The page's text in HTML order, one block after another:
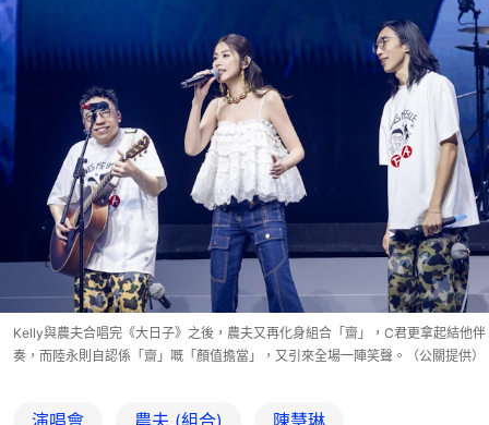
Kelly與農夫合唱完《大日子》之後，農夫又再化身組合「齋」，C君更拿起結他伴
奏，而陸永則自認係「齋」嘅「顏值擔當」，又引來全場一陣笑聲。（公關提供）
演唱會 農夫 (組合) 陳慧琳